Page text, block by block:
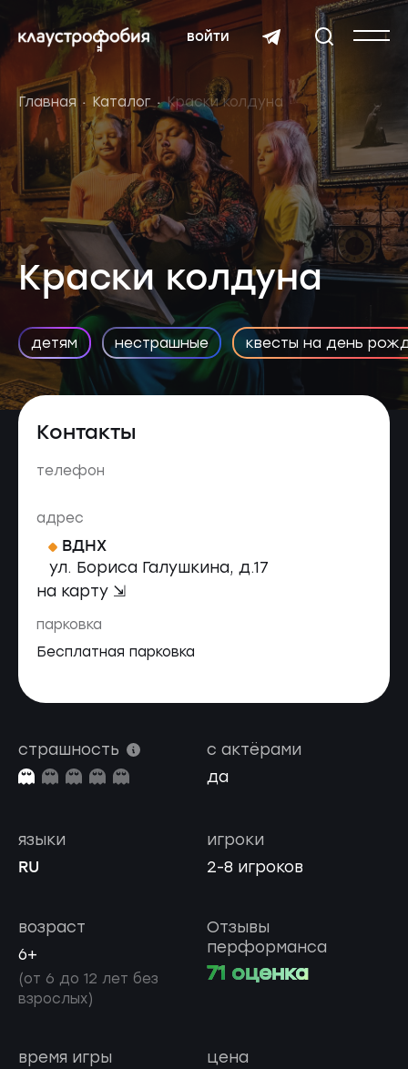
войти
Главная Каталог Краски колдуна
Краски колдуна
детям нестрашные квесты на день
Контакты
телефон
адрес
ВДНХ
ул. Бориса Галушкина, д.17
на карту ⇲
парковка
Бесплатная парковка
страшность
с актёрами
да
игроки
2-8 игроков
языки
RU
возраст
6+
(от 6 до 12 лет без
взрослых)
Отзывы
перформанса
71 оценка
время игры цена